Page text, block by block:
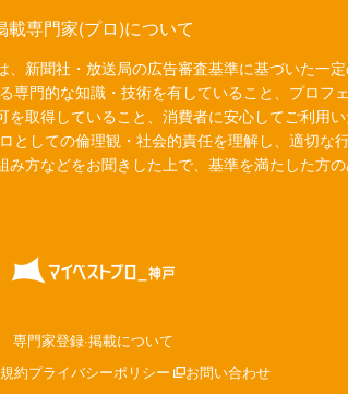
載専門家(プロ)について
新聞社・放送局の広告審査基準に基づいた一
専門的な知識・技術を有していること、プロフ
取得していること、消費者に安心してご利用
としての倫理観・社会的責任を理解し、適切な
み方などをお聞きした上で、基準を満たした方
専門家登録·掲載について
約プライバシーポリシー
お問い合わせ